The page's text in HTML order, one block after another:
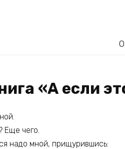
«А если
Еще чего.
надо мной, прищурившись: